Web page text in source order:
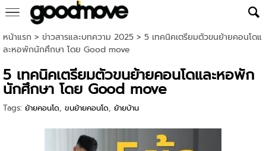
หน้าแรก > ข่าวสารและบทความ 2025> 5 เทคนิคเตรียมตัวขนย้ายคอนโดแ
ละหอพักนักศึกษา โดย Good move
5 เทคนิคเตรียมตัวขนย้ายคอนโดและหอพัก
นักศึกษา โดย Good move
Tags: ย้ายคอนโด, ขนย้ายคอนโด, ย้ายบ้าน